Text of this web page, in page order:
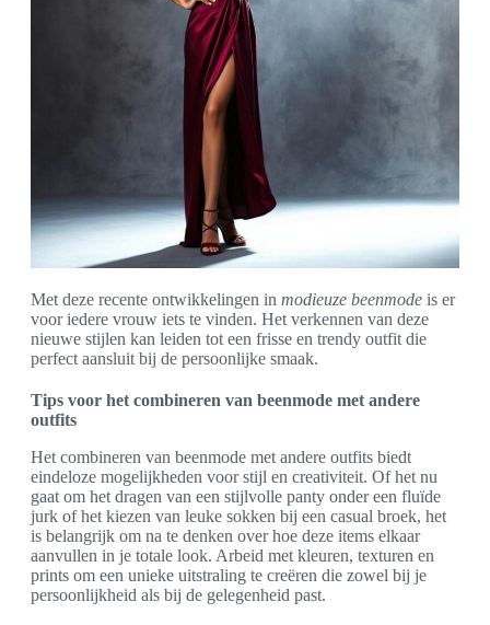
Met deze recente ontwikkelingen in modieuze beenmode is er
voor iedere vrouw iets te vinden. Het verkennen van deze
nieuwe stijlen kan leiden tot een frisse en trendy outfit die
perfect aansluit bij de persoonlijke smaak.
Tips voor het combineren van beenmode met andere
outfits
Het combineren van beenmode met andere outfits biedt
eindeloze mogelijkheden voor stijl en creativiteit. Of het nu
gaat om het dragen van een stijlvolle panty onder een fluïde
jurk of het kiezen van leuke sokken bij een casual broek, het
is belangrijk om na te denken over hoe deze items elkaar
aanvullen in je totale look. Arbeid met kleuren, texturen en
prints om een unieke uitstraling te creëren die zowel bij je
persoonlijkheid als bij de gelegenheid past.